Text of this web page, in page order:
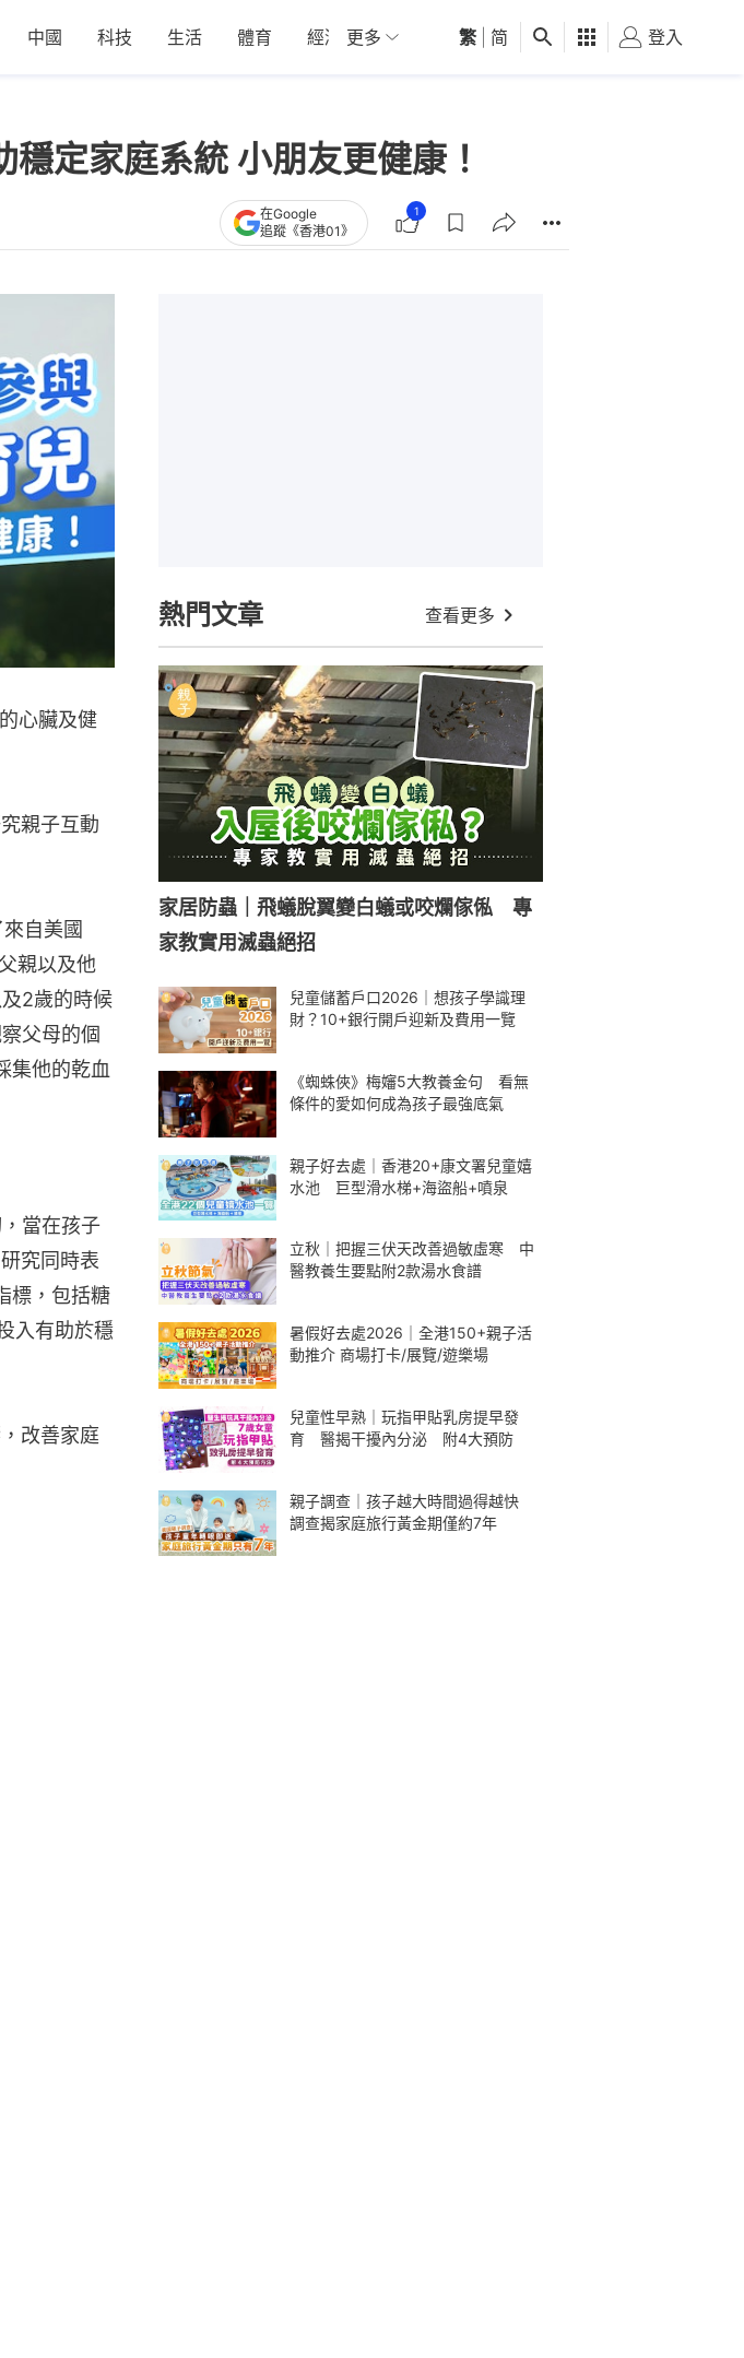
中國 科技 生活 體育 經濟 01深圳 觀點 健康 好食玩飛
更多 繁 简 登入
定家庭系統 小朋友更健康！
在Google
追蹤《香港01》
1
心臟及健
親子互動
自美國
親以及他
2歲的時候
父母的個
集他的乾血
當在孩子
究同時表
標，包括糖
入有助於穩
改善家庭
熱門文章 查看更多
家居防蟲｜飛蟻脫翼變白蟻或咬爛傢俬 專
家教實用滅蟲絕招
兒童儲蓄戶口2026｜想孩子學識理
財？10+銀行開戶迎新及費用一覽
《蜘蛛俠》梅嬸5大教養金句 看無
條件的愛如何成為孩子最強底氣
親子好去處｜香港20+康文署兒童嬉
水池 巨型滑水梯+海盜船+噴泉
立秋｜把握三伏天改善過敏虛寒 中
醫教養生要點附2款湯水食譜
暑假好去處2026｜全港150+親子活
動推介 商場打卡/展覽/遊樂場
兒童性早熟｜玩指甲貼乳房提早發
育 醫揭干擾內分泌 附4大預防
親子調查｜孩子越大時間過得越快
調查揭家庭旅行黃金期僅約7年